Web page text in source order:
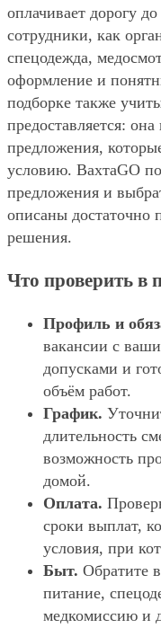
оплачивает дорогу
сотрудники, как
спецодежда,
оформление и
подборке также
предоставляется: она
предложения,
условию. ВахтаGO
предложения и
описаны достаточно
решения.
Что проверить в
Профиль и
вакансии с
допусками и
объём работ.
График.
длительность
возможность
домой.
Оплата.
сроки выплат,
условия, при
Быт. Обратите
питание,
медкомиссию и